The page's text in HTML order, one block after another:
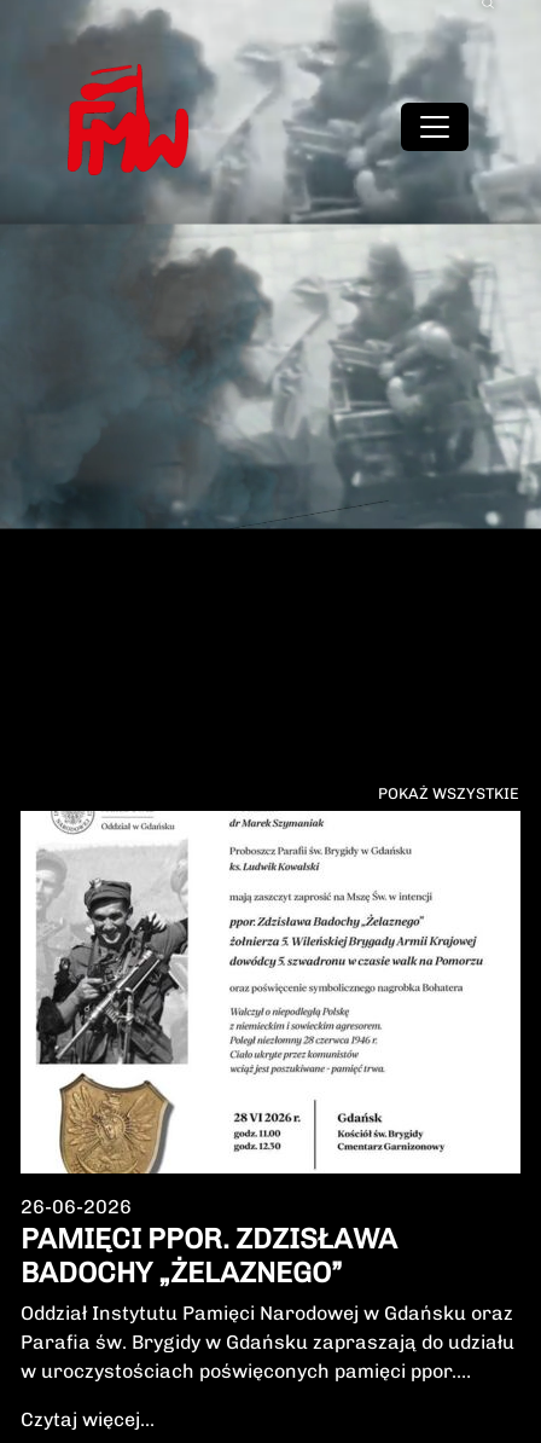
POKAŻ WSZYSTKIE
26-06-2026
PAMIĘCI PPOR. ZDZISŁAWA
BADOCHY „ŻELAZNEGO”
Oddział Instytutu Pamięci Narodowej w Gdańsku oraz
Parafia św. Brygidy w Gdańsku zapraszają do udziału
w uroczystościach poświęconych pamięci ppor.
Wileńskiej Brygady Armii Krajowej, dowódcy 5.
Czytaj więcej...